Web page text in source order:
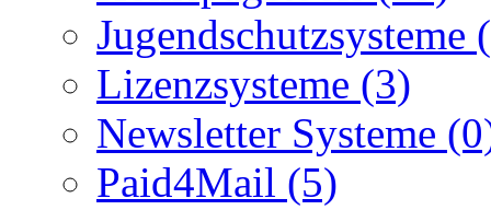
Jugendschutzsysteme
Lizenzsysteme (3)
Newsletter Systeme
Paid4Mail (5)